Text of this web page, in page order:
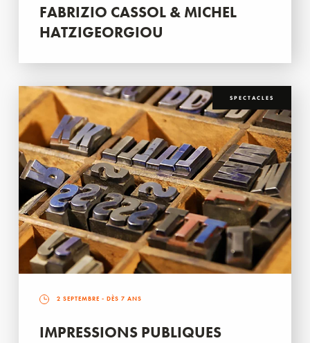
FABRIZIO CASSOL & MICHEL
HATZIGEORGIOU
SPECTACLES
2 SEPTEMBRE - DÈS 7 ANS
IMPRESSIONS PUBLIQUES